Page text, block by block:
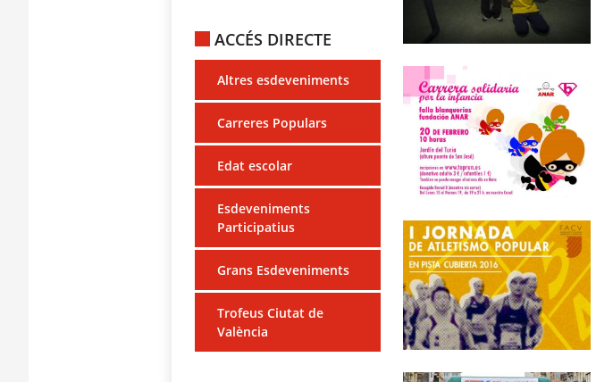
ACCÉS DIRECTE
Altres esdeveniments
Carreres Populars
Edat escolar
Esdeveniments
Participatius
Grans Esdeveniments
Trofeus Ciutat de
València